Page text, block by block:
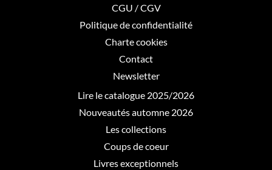
CGU / CGV
Politique de confidentialité
Charte cookies
Contact
Newsletter
Lire le catalogue 2025/2026
Nouveautés automne 2026
Les collections
Coups de coeur
Livres exceptionnels